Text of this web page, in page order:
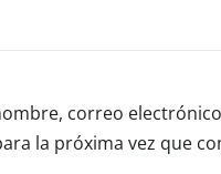
correo
la próxima vez que